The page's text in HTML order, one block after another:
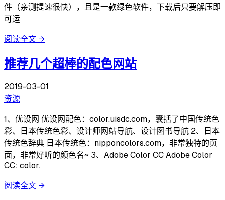
件（亲测提速很快），且是一款绿色软件，下载后只要解压即
可运
阅读全文 →
推荐几个超棒的配色网站
2019-03-01
资源
1、优设网 优设网配色：color.uisdc.com，囊括了中国传统色
彩、日本传统色彩、设计师网站导航、设计图书导航 2、日本
传统色辞典 日本传统色：nipponcolors.com，非常独特的页
面，非常好听的颜色名~ 3、Adobe Color CC Adobe Color
CC: color.
阅读全文 →